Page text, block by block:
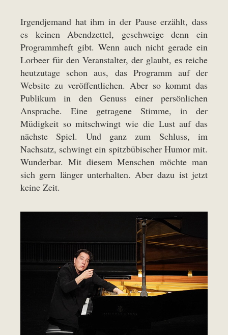
Irgendjemand hat ihm in der Pause erzählt, dass
es keinen Abendzettel, geschweige denn ein
Programmheft gibt. Wenn auch nicht gerade ein
Lorbeer für den Veranstalter, der glaubt, es reiche
heutzutage schon aus, das Programm auf der
Website zu veröffentlichen. Aber so kommt das
Publikum in den Genuss einer persönlichen
Ansprache. Eine getragene Stimme, in der
Müdigkeit so mitschwingt wie die Lust auf das
nächste Spiel. Und ganz zum Schluss, im
Nachsatz, schwingt ein spitzbübischer Humor mit.
Wunderbar. Mit diesem Menschen möchte man
sich gern länger unterhalten. Aber dazu ist jetzt
keine Zeit.